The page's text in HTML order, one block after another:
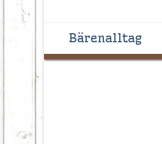
Primäres Menü
Inhalt
springen
Bärenalltag